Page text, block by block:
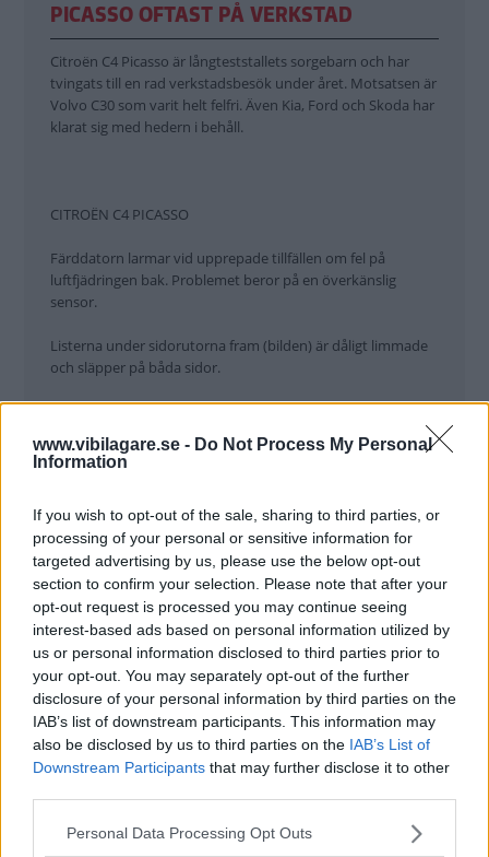
www.vibilagare.se - Do Not Process My Personal
Information
If you wish to opt-out of the sale, sharing to third parties, or
processing of your personal or sensitive information for
targeted advertising by us, please use the below opt-out
section to confirm your selection. Please note that after your
opt-out request is processed you may continue seeing
interest-based ads based on personal information utilized by
us or personal information disclosed to third parties prior to
your opt-out. You may separately opt-out of the further
disclosure of your personal information by third parties on the
IAB’s list of downstream participants. This information may
also be disclosed by us to third parties on the IAB’s List of
Downstream Participants that may further disclose it to other
Please note that this website/app uses one or more Google
Personal Data Processing Opt Outs
PICASSO OFTAST PÅ VERKSTAD
Citroën C4 Picasso är långteststallets sorgebarn och har
tvingats till en rad verkstadsbesök under året. Motsatsen är
Volvo C30 som varit helt felfri. Även Kia, Ford och Skoda har
klarat sig med hedern i behåll.
CITROËN C4 PICASSO
Färddatorn larmar vid upprepade tillfällen om fel på
luftfjädringen bak. Problemet beror på en överkänslig
sensor.
Listerna under sidorutorna fram (bilden) är dåligt limmade
och släpper på båda sidor.
Motorn rycker besvärande på tomgång. Åtgärdas genom
byte av momentstag till motorupphängningen.
Ett av bälteslåsen i baksätet går sönder.
En läcka i avgassystemet avslöjas i samband med service.
Reparationen blir besvärlig eftersom läckaget sitter illa till,
alldeles invid förkatalysatorn.
Utöver det har Picasso nyligen kallats in för en större
översyn. De åtgärder som vidtagits är bland annat: datorn
som styr luftfjädringen bak har fått ny programvara.
Förstärkaren till CD-spelaren har bytts ut. Den
halvautomatiska växellådans dator har fått ny
programvara. En plastkåpa har monterats som skydd för
bromspedalens givare. Bilens huvuddator har
programmerats om för exaktare bränslemätning.